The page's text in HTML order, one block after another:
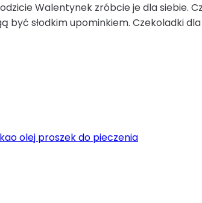
Walentynek zróbcie je dla siebie.
słodkim upominkiem. Czekoladki dla